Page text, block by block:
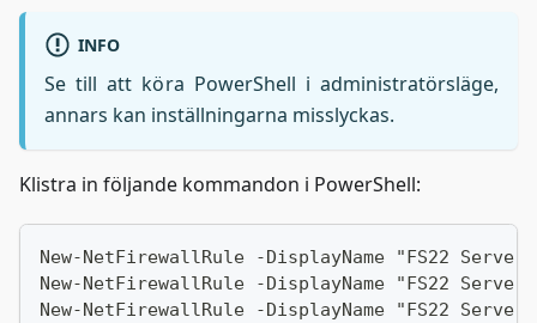
INFO
Se till att köra PowerShell i administratörsläge,
annars kan inställningarna misslyckas.
Klistra in följande kommandon i PowerShell:
New-NetFirewallRule -DisplayName "FS22
New-NetFirewallRule -DisplayName "FS22
New-NetFirewallRule -DisplayName "FS22